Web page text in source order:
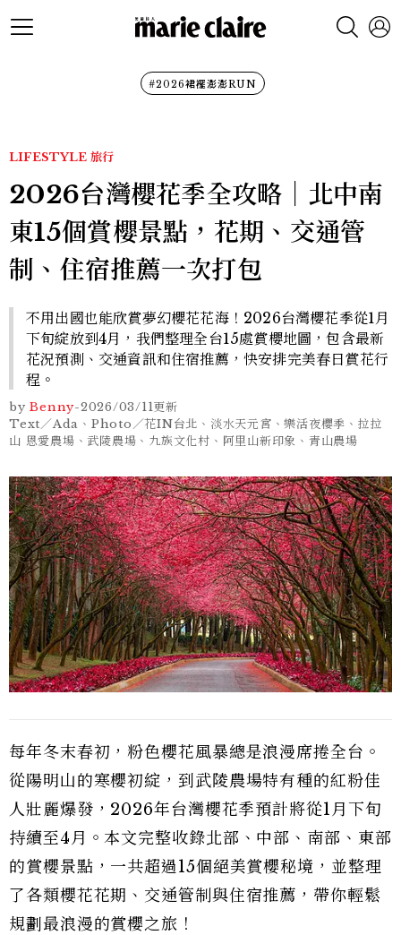
#2026裙襬澎澎RUN
LIFESTYLE 旅行
2026台灣櫻花季全攻略｜北中南
東15個賞櫻景點，花期、交通管
制、住宿推薦一次打包
不用出國也能欣賞夢幻櫻花花海！2026台灣櫻花季從1月
下旬綻放到4月，我們整理全台15處賞櫻地圖，包含最新
花況預測、交通資訊和住宿推薦，快安排完美春日賞花行
程。
by Benny-2026/03/11更新
Text／Ada、Photo／花IN台北、淡水天元宮、樂活夜櫻季、拉拉
山 恩愛農場、武陵農場、九族文化村、阿里山新印象、青山農場
每年冬末春初，粉色櫻花風暴總是浪漫席捲全台。
從陽明山的寒櫻初綻，到武陵農場特有種的紅粉佳
人壯麗爆發，2026年台灣櫻花季預計將從1月下旬
持續至4月。本文完整收錄北部、中部、南部、東部
的賞櫻景點，一共超過15個絕美賞櫻秘境，並整理
了各類櫻花花期、交通管制與住宿推薦，帶你輕鬆
規劃最浪漫的賞櫻之旅！